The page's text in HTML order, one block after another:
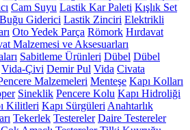
Cam Suyu Lastik Kar Paleti Kışlık Set
Buğu Giderici Lastik Zinciri Elektrikli
Oto Yedek Parça Römork Hırdavat
Malzemesi ve Aksesuarları
Sabitleme Ürünleri Dübel Dübel
Vida-Çivi Demir Pul Vida Civata
Malzemeleri Menteşe Kapı Kolları
Sineklik Pencere Kolu Kapı Hidroliği
Kilitleri Kapı Sürgüleri Anahtarlık
Tekerlek Testereler Daire Testereler